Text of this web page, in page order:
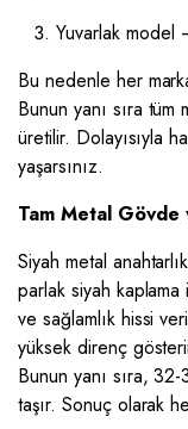
Yuvarlak model
Bu nedenle her
Bunun yanı sıra
üretilir. Dolayısıyla
yaşarsınız.
Tam Metal Gövde
Siyah metal
parlak siyah
ve sağlamlık hissi
yüksek direnç
Bunun yanı sıra,
taşır. Sonuç olarak